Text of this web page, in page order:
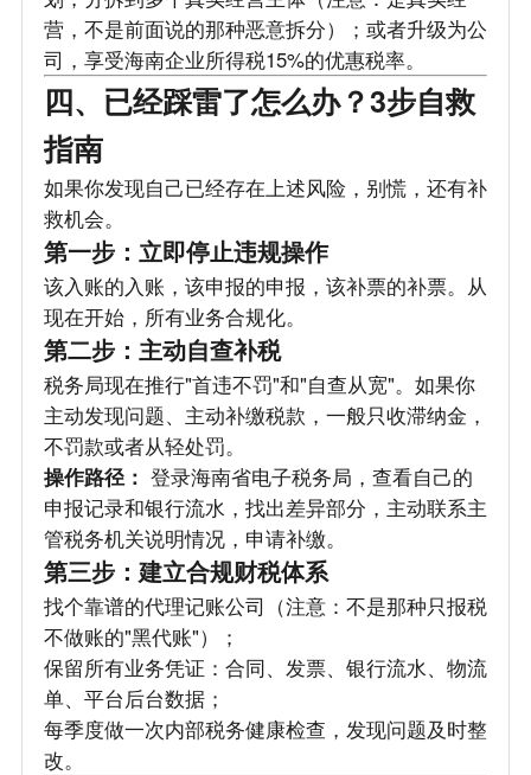
营，不是前面说的那种恶意拆分）；或者升级为公
司，享受海南企业所得税15%的优惠税率。
四、已经踩雷了怎么办？3步自救
指南
如果你发现自己已经存在上述风险，别慌，还有补
救机会。
第一步：立即停止违规操作
该入账的入账，该申报的申报，该补票的补票。从
现在开始，所有业务合规化。
第二步：主动自查补税
税务局现在推行"首违不罚"和"自查从宽"。如果你
主动发现问题、主动补缴税款，一般只收滞纳金，
不罚款或者从轻处罚。
操作路径： 登录海南省电子税务局，查看自己的
申报记录和银行流水，找出差异部分，主动联系主
管税务机关说明情况，申请补缴。
第三步：建立合规财税体系
找个靠谱的代理记账公司（注意：不是那种只报税
不做账的"黑代账"）；
保留所有业务凭证：合同、发票、银行流水、物流
单、平台后台数据；
每季度做一次内部税务健康检查，发现问题及时整
改。